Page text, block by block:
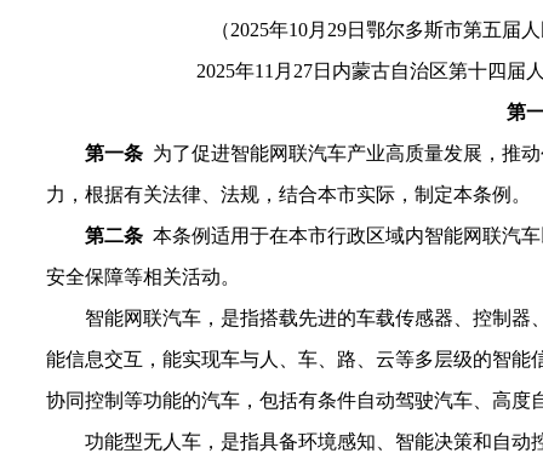
（2025年10月29日鄂尔多斯市第五
2025年11月27日内蒙古自治区第十四届
第
第一条 为了促进智能网联汽车产业高质量发展， 推动
力， 根据有关法律、 法规，结合本市实际，制定本条例。
第二条 本条例适用于在本市行政区域内智能网联汽车
安全保障等相关活动。
智能网联汽车，是指搭载先进的车载传感器、控制
能信息交互，能实现车与人、车、路、云等多层级的智
协同控制等功能的汽车，包括有条件自动驾驶汽车、高度
功能型无人车，是指具备环境感知、智能决策和自动